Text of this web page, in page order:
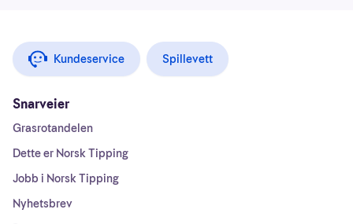
Kundeservice Spillevett
Snarveier
Grasrotandelen
Dette er Norsk Tipping
Jobb i Norsk Tipping
Nyhetsbrev